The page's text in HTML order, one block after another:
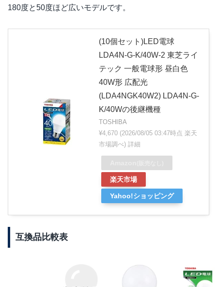
180度と50度ほど広いモデルです。
(10個セット)LED電球
LDA4N-G-K/40W-2 東芝ライ
テック 一般電球形 昼白色
40W形 広配光
(LDA4NGK40W2) LDA4N-G-
K/40Wの後継機種
TOSHIBA
¥4,670 (2026/08/05 03:47時点 楽天
市場調べ) 詳細
楽天市場
Yahoo!ショッピング
互換品比較表